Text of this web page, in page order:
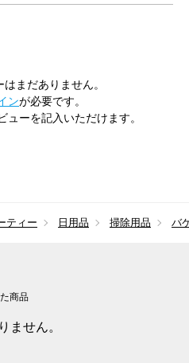
まだありません。
ンが必要です。
ューを記入いただけます。
ティー 日用品 掃除用品 バ
商品
ません。